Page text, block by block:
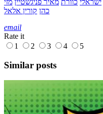
ישראלי כוורת מאיר פניגשטיין מזי
כהן קורין אלאל
email
Rate it
1
2 3 4 5
Similar posts